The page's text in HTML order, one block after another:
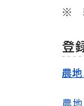
※ 耕
登
農
農地